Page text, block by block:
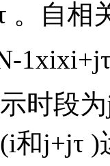
。自相
-1xixi+
时段
和j+jτ